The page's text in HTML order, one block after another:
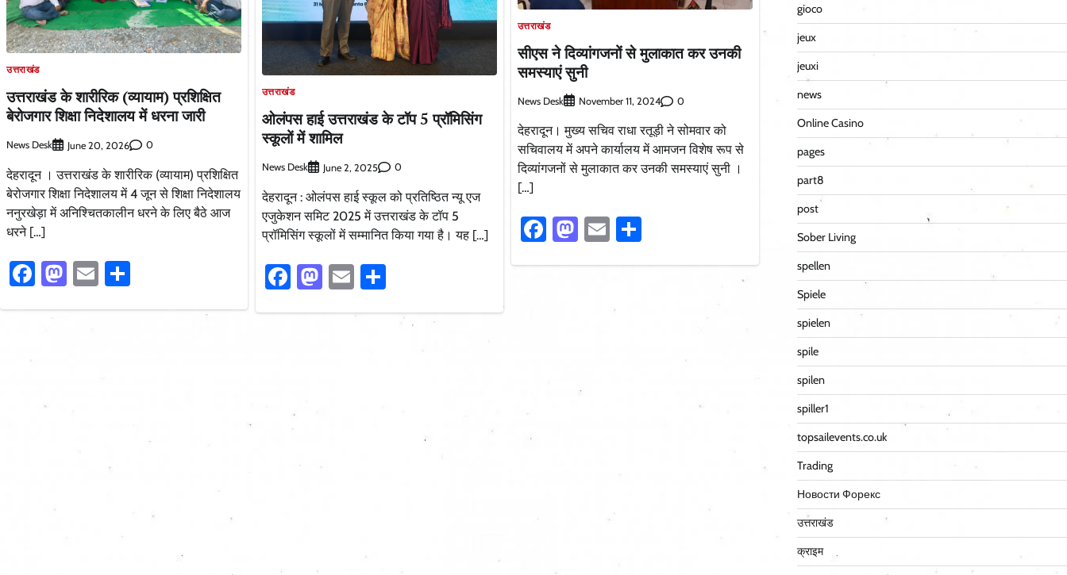
उत्तराखंड
उत्तराखंड के शारीरिक (व्यायाम) प्रशिक्षित
बेरोजगार शिक्षा निदेशालय में धरना जारी
News Desk June 20, 2026 0
देहरादून । उत्तराखंड के शारीरिक (व्यायाम) प्रशिक्षित
बेरोजगार शिक्षा निदेशालय में 4 जून से शिक्षा निदेशालय
ननुरखेड़ा में अनिश्चितकालीन धरने के लिए बैठे आज
धरने […]
Facebook
Mastodon
Email
उत्तराखंड
ओलंपस हाई उत्तराखंड के टॉप 5 प्रॉमिसिंग
स्कूलों में शामिल
News Desk June 2, 2025 0
देहरादून : ओलंपस हाई स्कूल को प्रतिष्ठित न्यू एज
एजुकेशन समिट 2025 में उत्तराखंड के टॉप 5
प्रॉमिसिंग स्कूलों में सम्मानित किया गया है। यह […]
Facebook
Mastodon
EmailShare
उत्तराखंड
सीएस ने दिव्यांगजनों से मुलाकात कर उनकी
समस्याएं सुनी
News Desk November 11, 2024 0
देहरादून। मुख्य सचिव राधा रतूड़ी ने सोमवार को
सचिवालय में अपने कार्यालय में आमजन विशेष रूप से
दिव्यांगजनों से मुलाकात कर उनकी समस्याएं सुनी ।
[…]
Facebook
Mastodon
EmailShare
gioco
jeux
jeuxi
news
Online Casino
pages
part8
post
Sober Living
spellen
Spiele
spielen
spile
spilen
spiller1
topsailevents.co.uk
Trading
Новости Форекс
उत्तराखंड
क्राइम